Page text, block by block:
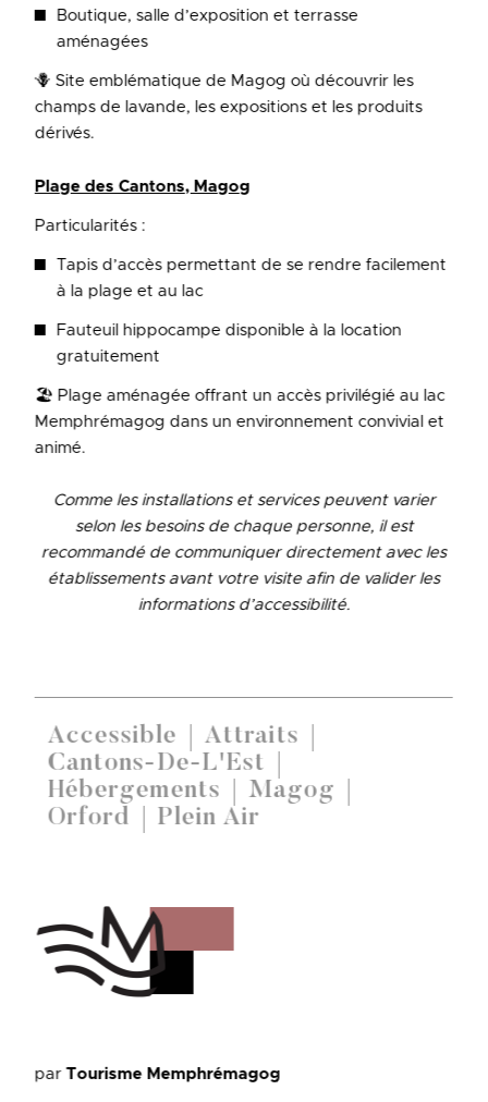
Boutique, salle d’exposition et terrasse
aménagées
🪻 Site emblématique de Magog où découvrir les
champs de lavande, les expositions et les produits
dérivés.
Plage des Cantons, Magog
Particularités :
Tapis d’accès permettant de se rendre facilement
à la plage et au lac
Fauteuil hippocampe disponible à la location
gratuitement
🏖 Plage aménagée offrant un accès privilégié au lac
Memphrémagog dans un environnement convivial et
animé.
Comme les installations et services peuvent varier
selon les besoins de chaque personne, il est
recommandé de communiquer directement avec les
établissements avant votre visite afin de valider les
informations d’accessibilité.
Accessible Attraits
Cantons-De-L'Est
Hébergements Magog
Orford Plein Air
parTourisme Memphrémagog